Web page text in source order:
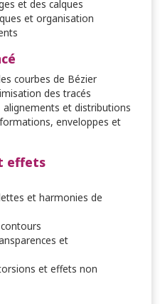
et des calques
et organisation
courbes de Bézier
des tracés
alignements et distributions
enveloppes et
effets
et harmonies de
et
et effets non